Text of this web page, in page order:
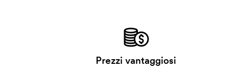
Prezzi vantaggiosi